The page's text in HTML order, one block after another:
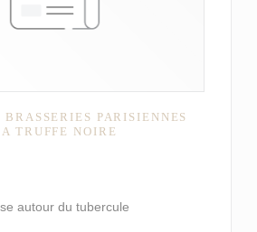
BRASSERIES PARISIENNES
TRUFFE NOIRE
autour du tubercule